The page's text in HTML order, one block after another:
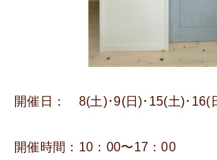
開催日： 8(土)･9(日)･15(土)･
開催時間：10：00〜17：00